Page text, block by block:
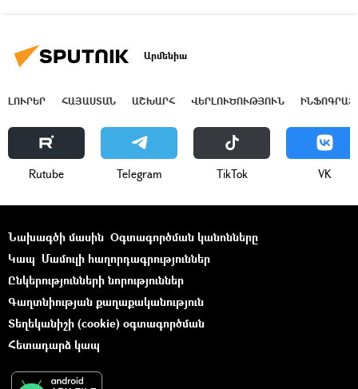
Արմենիա
ԼՈՒՐԵՐ ՀԱՅԱՍՏԱՆ ԱՇԽԱՐՀ ՎԵՐԼՈՒԾՈՒԹՅՈՒՆ
Rutube Telegram ТikТоk VK
Նախագծի մասին Օգտագործման կանոնները
Կապ Մամուլի հաղորդագրություններ
Ընկերությունների նորություններ
Գաղտնիության քաղաքականություն
Տեղեկանիշի (cookie) օգտագործման
Հետադարձ կապ